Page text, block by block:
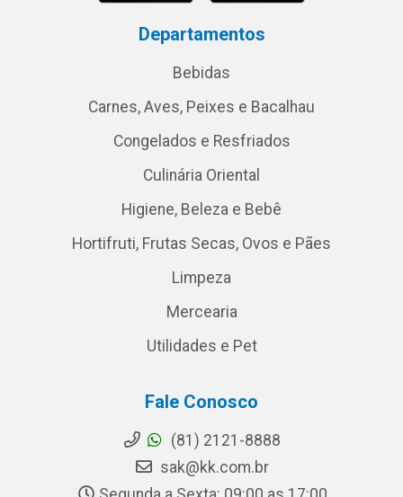
Departamentos
Bebidas
Carnes, Aves, Peixes e Bacalhau
Congelados e Resfriados
Culinária Oriental
Higiene, Beleza e Bebê
Hortifruti, Frutas Secas, Ovos e Pães
Limpeza
Mercearia
Utilidades e Pet
Fale Conosco
(81) 2121-8888
sak@kk.com.br